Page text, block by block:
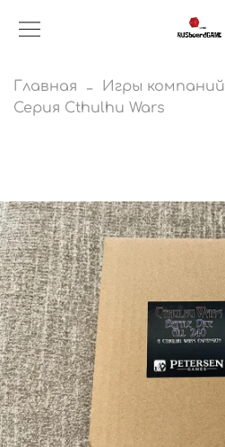
Главная
Игры компаний
Серия Cthulhu Wars